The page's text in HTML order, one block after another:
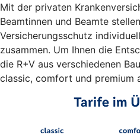
Mit der privaten
Beamtinnen und Beamte
Versicherungsschutz
zusammen. Um Ihnen die
die R+V aus verschiedenen
classic, comfort und premium